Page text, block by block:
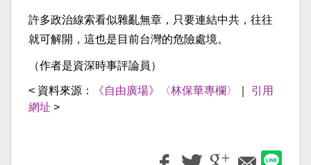
許多政治線索看似雜亂無章，只要連結中共，往往
就可解開，這也是目前台灣的危險處境。
（作者是資深時事評論員）
< 資料來源： 《自由廣場》〈林保華專欄〉
引用
網址 >